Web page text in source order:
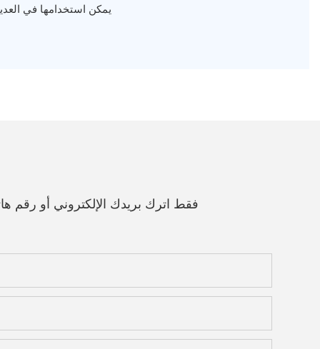
يمكن استخدامها في
فقط اترك بريدك الإلكتروني أو